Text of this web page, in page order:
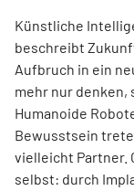
Künstliche
beschreibt
Aufbruch in ein
mehr nur denken,
Humanoide
Bewusstsein
vielleicht Partner.
selbst: durch